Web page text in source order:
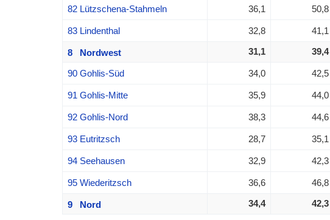
82 Lützschena-Stahmeln 36,1 50,8
83 Lindenthal 32,8 41,1
8 Nordwest 31,1 39,4
90 Gohlis-Süd 34,0 42,5
91 Gohlis-Mitte 35,9 44,0
92 Gohlis-Nord 38,3 44,6
93 Eutritzsch 28,7 35,1
94 Seehausen 32,9 42,3
95 Wiederitzsch 36,6 46,8
9 Nord 34,4 42,3